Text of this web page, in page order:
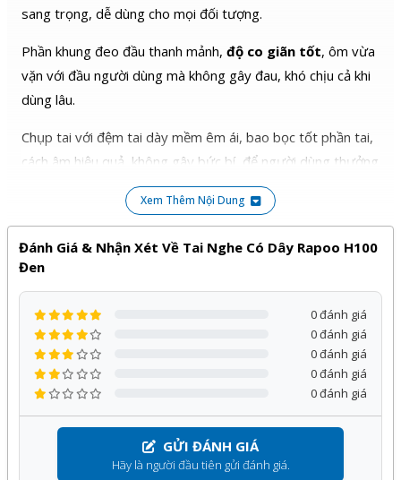
sang trọng, dễ dùng cho mọi đối tượng.
Phần khung đeo đầu thanh mảnh, độ co giãn tốt, ôm vừa
vặn với đầu người dùng mà không gây đau, khó chịu cả khi
dùng lâu.
Chụp tai với đệm tai dày mềm êm ái, bao bọc tốt phần tai,
cách âm hiệu quả, không gây bức bí, để người dùng thưởng
thức trọn vẹn bản nhạc, âm thanh game mà không bị
Thưởng thức chất âm trong trẻo, mạnh mẽ với
âm thanh stereo
Dễ dàng trải nghiệm ở mọi thể loại nhạc mà bạn yêu thích,
từ nhạc rock sôi động hay bolero nhẹ nhàng cùng với tai
nghe Rapoo, âm thanh sinh động theo nội dung nghe, chân
thực lôi cuốn.
Hỗ trợ microphone đàm thoại tiện lợi
Đi kèm tai nghe có
microphone điều chỉnh xoay dễ
, thuận tiện cho nhu cầu giao tiếp khi chơi game hoặc
Xem Thêm Nội Dung
Đánh Giá & Nhận Xét Về Tai Nghe Có Dây Rapoo H100
Đen
GỬI ĐÁNH GIÁ
Hãy là người đầu tiên gửi đánh giá.
0 đánh giá
0 đánh giá
0 đánh giá
0 đánh giá
0 đánh giá